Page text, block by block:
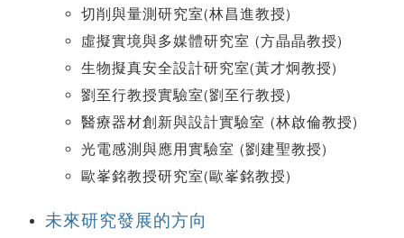
切削與量測研究室(林昌進教授)
虛擬實境與多媒體研究室 (方晶晶教授)
生物擬真安全設計研究室(黃才炯教授)
劉至行教授實驗室(劉至行教授)
醫療器材創新與設計實驗室 (林啟倫教授)
光電感測與應用實驗室 (劉建聖教授)
歐峯銘教授研究室(歐峯銘教授)
未來研究發展的方向